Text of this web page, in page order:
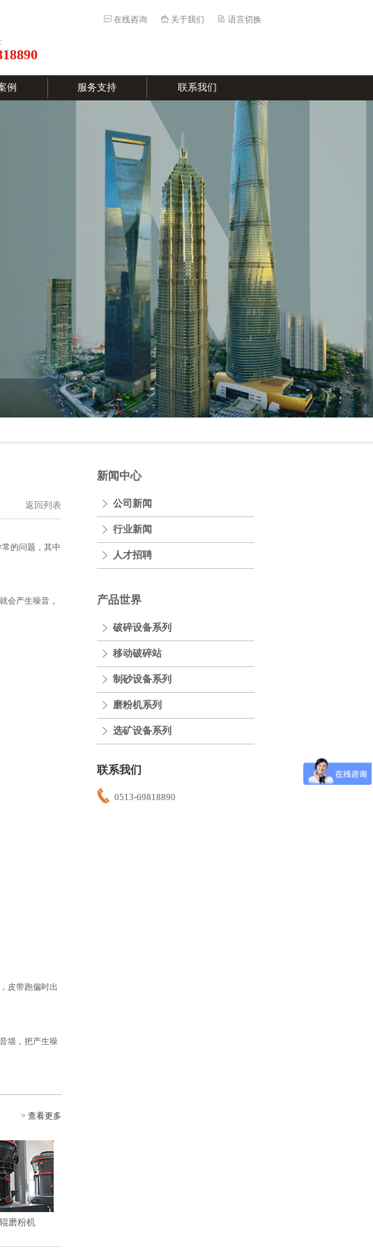
语言切换
关于我们
在线咨询
例 服务支持 联系我们
返回列表
的问题，其中
会产生噪音，
皮带跑偏时出
墙，把产生噪
> 查看更多
磨粉机
新闻中心
公司新闻
行业新闻
人才招聘
产品世界
破碎设备系列
移动破碎站
制砂设备系列
磨粉机系列
选矿设备系列
联系我们
0513-69818890